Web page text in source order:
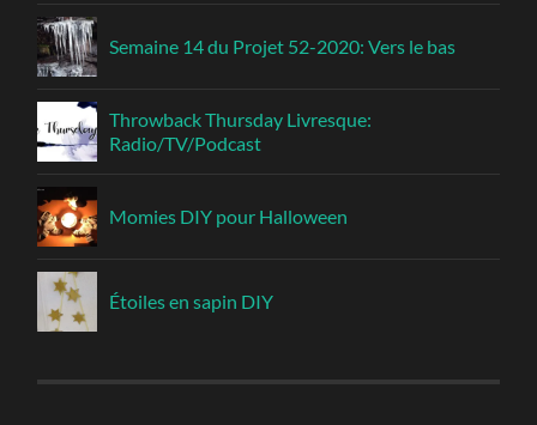
Semaine 14 du Projet 52-2020: Vers le bas
Throwback Thursday Livresque:
Radio/TV/Podcast
Momies DIY pour Halloween
Étoiles en sapin DIY